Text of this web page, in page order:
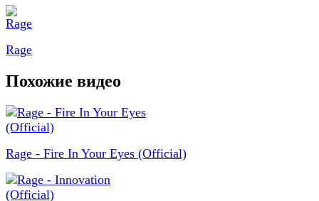
Rage
Похожие видео
Rage - Fire In Your Eyes (Official)